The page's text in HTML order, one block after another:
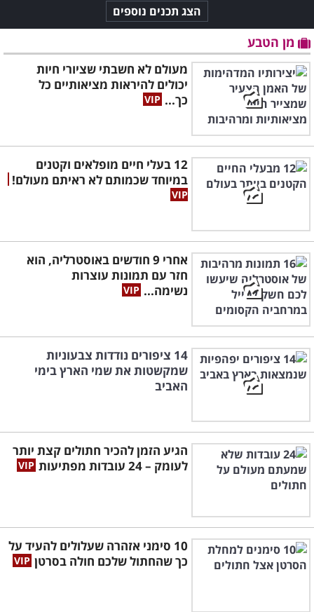
הצג תכנים נוספים
מן הטבע
מעולם לא חשבתי שציורי חיות
יכולים להיראות מציאותיים כל
כך...
12 בעלי חיים מופלאים וקטנים
במיוחד שכמותם לא ראיתם מעולם!
אחרי 9 חודשים באוסטרליה, הוא
חזר עם תמונות עוצרות
נשימה...
14 ציפורים נודדות צבעוניות
שמקשטות את שמי הארץ בימי
האביב
הגיע הזמן להכיר חתולים קצת יותר
לעומק – 24 עובדות מפתיעות
10 סימני אזהרה שעלולים להעיד על
כך שהחתול שלכם חולה בסרטן